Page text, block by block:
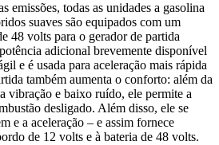
emissões, todas as unidades a gasolina
suaves são equipados com um
48 volts para o gerador de partida
adicional brevemente disponível
e é usada para aceleração mais rápida
também aumenta o conforto: além da
vibração e baixo ruído, ele permite a
desligado. Além disso, ele se
e a aceleração – e assim fornece
de 12 volts e à bateria de 48 volts.